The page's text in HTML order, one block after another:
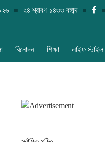
২৪ শ্রাবণ ১৪৩৩ বঙ্গাব্দ
বিনোদন শিক্ষা লাইফ স্টাইল